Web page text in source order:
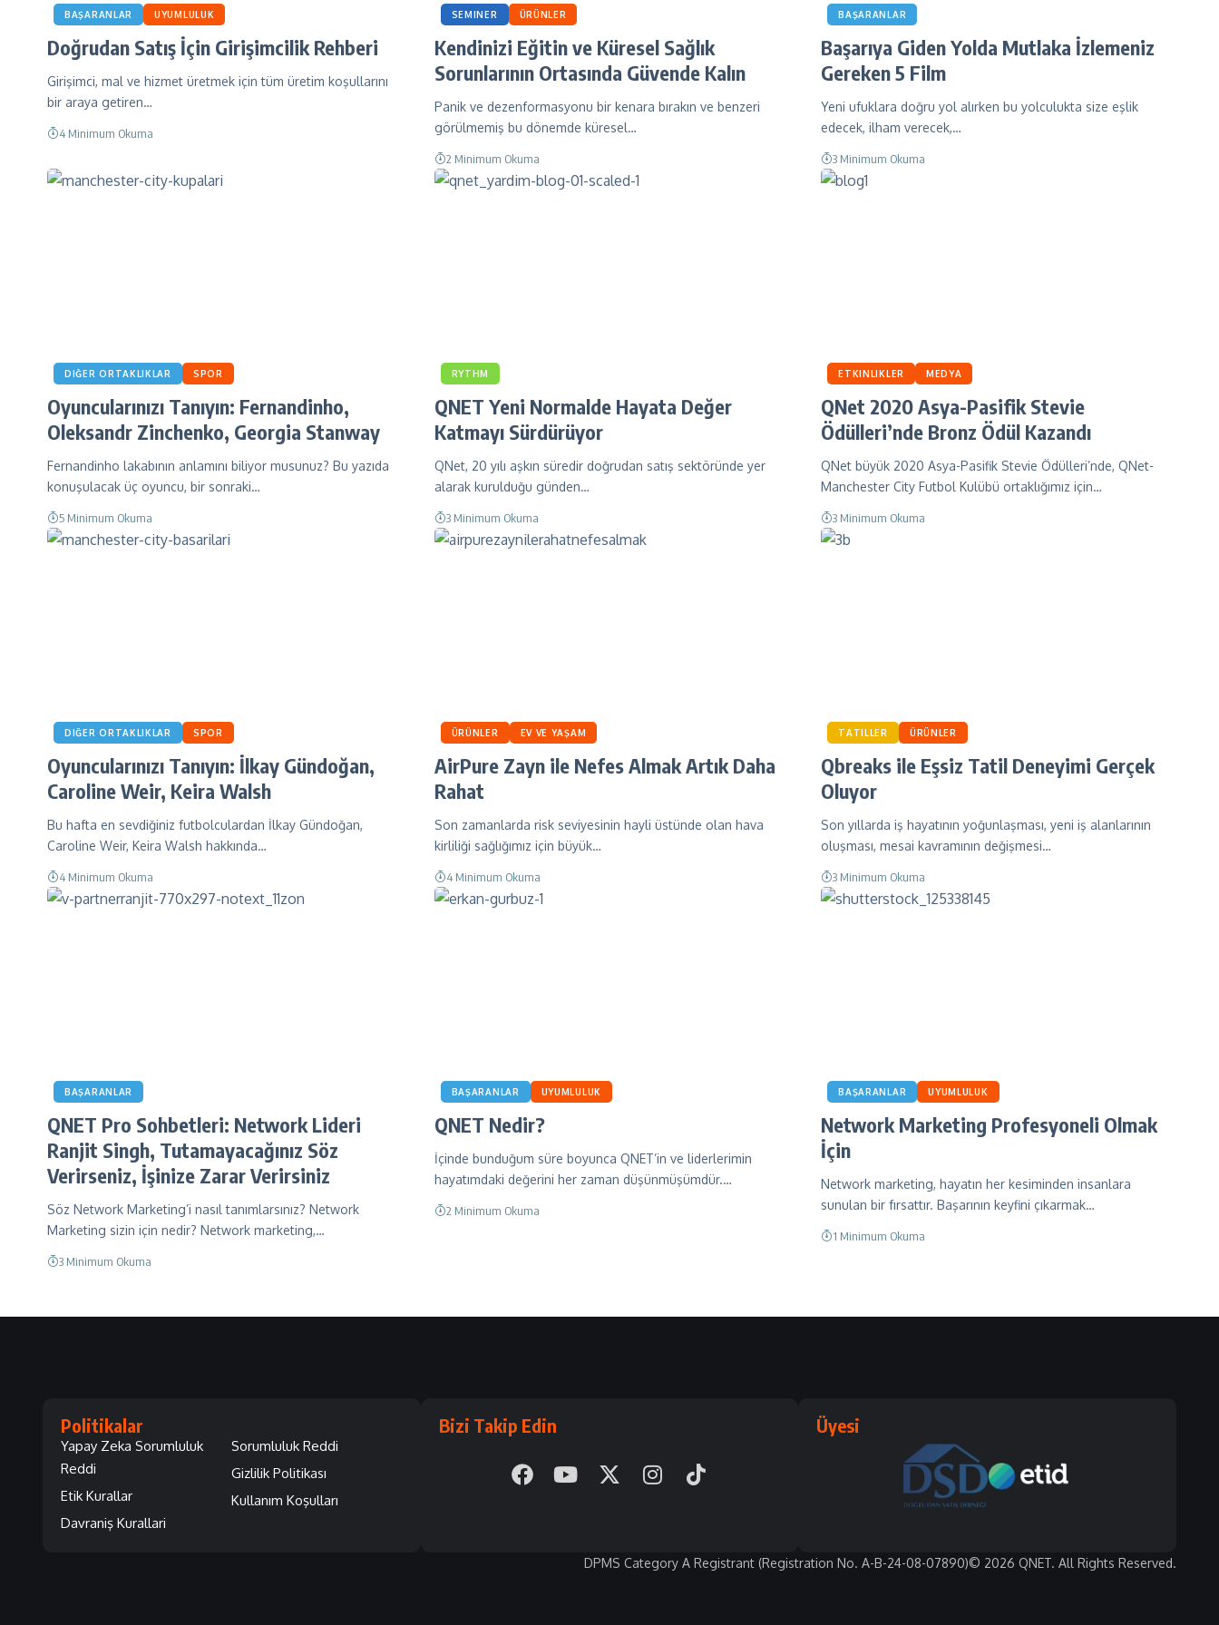
BAŞARANLAR UYUMLULUK
Doğrudan Satış İçin Girişimcilik Rehberi
Girişimci, mal ve hizmet üretmek için tüm üretim koşullarını
bir araya getiren…
4 Minimum Okuma
SEMINER ÜRÜNLER
Kendinizi Eğitin ve Küresel Sağlık
Sorunlarının Ortasında Güvende Kalın
Panik ve dezenformasyonu bir kenara bırakın ve benzeri
görülmemiş bu dönemde küresel…
2 Minimum Okuma
BAŞARANLAR
Başarıya Giden Yolda Mutlaka İzlemeniz
Gereken 5 Film
Yeni ufuklara doğru yol alırken bu yolculukta size eşlik
edecek, ilham verecek,…
3 Minimum Okuma
DIĞER ORTAKLIKLAR SPOR
Oyuncularınızı Tanıyın: Fernandinho,
Oleksandr Zinchenko, Georgia Stanway
Fernandinho lakabının anlamını biliyor musunuz? Bu yazıda
konuşulacak üç oyuncu, bir sonraki…
5 Minimum Okuma
RYTHM
QNET Yeni Normalde Hayata Değer
Katmayı Sürdürüyor
QNet, 20 yılı aşkın süredir doğrudan satış sektöründe yer
alarak kurulduğu günden…
3 Minimum Okuma
ETKINLIKLER MEDYA
QNet 2020 Asya-Pasifik Stevie
Ödülleri’nde Bronz Ödül Kazandı
QNet büyük 2020 Asya-Pasifik Stevie Ödülleri’nde, QNet-
Manchester City Futbol Kulübü ortaklığımız için…
3 Minimum Okuma
DIĞER ORTAKLIKLAR SPOR
Oyuncularınızı Tanıyın: İlkay Gündoğan,
Caroline Weir, Keira Walsh
Bu hafta en sevdiğiniz futbolculardan İlkay Gündoğan,
Caroline Weir, Keira Walsh hakkında…
4 Minimum Okuma
ÜRÜNLER EV VE YAŞAM
AirPure Zayn ile Nefes Almak Artık Daha
Rahat
Son zamanlarda risk seviyesinin hayli üstünde olan hava
kirliliği sağlığımız için büyük…
4 Minimum Okuma
TATILLER ÜRÜNLER
Qbreaks ile Eşsiz Tatil Deneyimi Gerçek
Oluyor
Son yıllarda iş hayatının yoğunlaşması, yeni iş alanlarının
oluşması, mesai kavramının değişmesi…
3 Minimum Okuma
BAŞARANLAR
QNET Pro Sohbetleri: Network Lideri
Ranjit Singh, Tutamayacağınız Söz
Verirseniz, İşinize Zarar Verirsiniz
Söz Network Marketing’i nasıl tanımlarsınız? Network
Marketing sizin için nedir? Network marketing,…
3 Minimum Okuma
BAŞARANLAR UYUMLULUK
QNET Nedir?
İçinde bunduğum süre boyunca QNET’in ve liderlerimin
hayatımdaki değerini her zaman düşünmüşümdür.…
2 Minimum Okuma
BAŞARANLAR UYUMLULUK
Network Marketing Profesyoneli Olmak
İçin
Network marketing, hayatın her kesiminden insanlara
sunulan bir fırsattır. Başarının keyfini çıkarmak…
1 Minimum Okuma
Politikalar
Yapay Zeka Sorumluluk
Reddi
Etik Kurallar
Davraniş Kurallari
Sorumluluk Reddi
Gizlilik Politikası
Kullanım Koşulları
Bizi Takip Edin Üyesi
© 2026 QNET. All Rights Reserved.
DPMS Category A Registrant (Registration No. A-B-24-08-07890)